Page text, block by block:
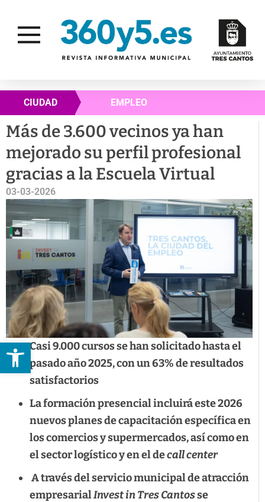
Abrir barra de herramientas
CIUDAD EMPLEO
Más de 3.600 vecinos ya han
mejorado su perfil profesional
gracias a la Escuela Virtual
03-03-2026
Casi 9.000 cursos se han solicitado hasta el
pasado año 2025, con un 63% de resultados
satisfactorios
La formación presencial incluirá este 2026
nuevos planes de capacitación específica en
los comercios y supermercados, así como en
el sector logístico y en el decall center
A través del servicio municipal de atracción
empresarialInvest in Tres Cantosse